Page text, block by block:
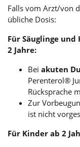
Falls vom Arzt/von
übliche Dosis:
Für Säuglinge
2 Jahre:
Bei akuten
Perenterol®
Rücksprache
Zur
ist nicht
Für Kinder ab 2